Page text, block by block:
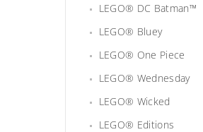
LEGO® DC Batman™
LEGO® Bluey
LEGO® One Piece
LEGO® Wednesday
LEGO® Wicked
LEGO® Editions